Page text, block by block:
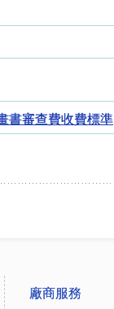
書審查費收費標準
廠商服務